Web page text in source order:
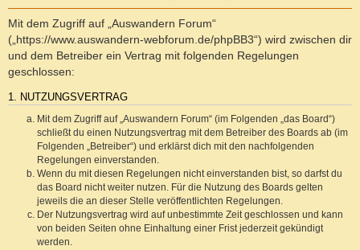
Mit dem Zugriff auf „Auswandern Forum“
(„https://www.auswandern-webforum.de/phpBB3“) wird zwischen dir
und dem Betreiber ein Vertrag mit folgenden Regelungen
geschlossen:
1. NUTZUNGSVERTRAG
Mit dem Zugriff auf „Auswandern Forum“ (im Folgenden „das Board“)
schließt du einen Nutzungsvertrag mit dem Betreiber des Boards ab (im
Folgenden „Betreiber“) und erklärst dich mit den nachfolgenden
Regelungen einverstanden.
Wenn du mit diesen Regelungen nicht einverstanden bist, so darfst du
das Board nicht weiter nutzen. Für die Nutzung des Boards gelten
jeweils die an dieser Stelle veröffentlichten Regelungen.
Der Nutzungsvertrag wird auf unbestimmte Zeit geschlossen und kann
von beiden Seiten ohne Einhaltung einer Frist jederzeit gekündigt
werden.